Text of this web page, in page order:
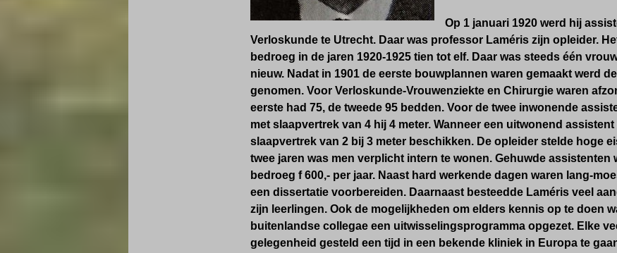
Op 1 januari 1920 werd hij
Verloskunde te Utrecht. Daar was professor Laméris zijn opleider.
bedroeg in de jaren 1920-1925 tien tot elf. Daar was steeds één
nieuw. Nadat in 1901 de eerste bouwplannen waren gemaakt werd
genomen. Voor Verloskunde-Vrouwenziekte en Chirurgie waren
eerste had 75, de tweede 95 bedden. Voor de twee inwonende
met slaapvertrek van 4 hij 4 meter. Wanneer een uitwonend
slaapvertrek van 2 bij 3 meter beschikken. De opleider stelde hoge
twee jaren was men verplicht intern te wonen. Gehuwde assistenten
bedroeg f 600,- per jaar. Naast hard werkende dagen waren lang-
een dissertatie voorbereiden. Daarnaast besteedde Laméris veel
zijn leerlingen. Ook de mogelijkheden om elders kennis op te doen
buitenlandse collegae een uitwisselingsprogramma opgezet. Elke
gelegenheid gesteld een tijd in een bekende kliniek in Europa te